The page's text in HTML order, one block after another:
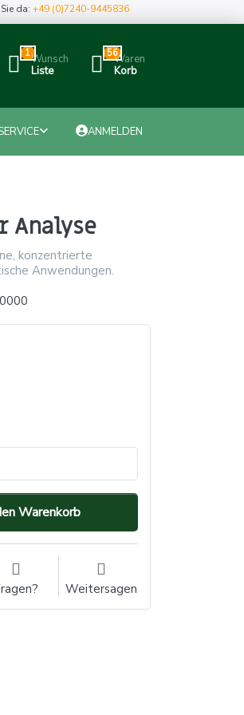
da:+49 (0)7240-9445836
1Wunsch
Liste
56Waren
Korb
ANMELDEN
Analyse
konzentrierte
Anwendungen.
Warenkorb
Weitersagen